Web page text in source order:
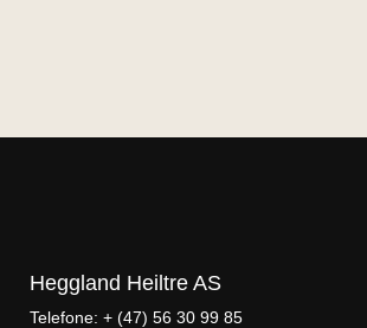
Heggland Heiltre AS
Telefone: + (47) 56 30 99 85